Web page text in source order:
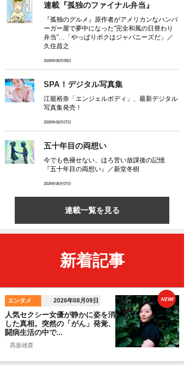
連載『孤独のファイナル弁当』
『孤独のグルメ』原作者がアメリカンなハンバ
ーガー屋で夢中になった“完全和風の日替わり
弁当”…「やっぱりボクはジャパニーズだ」／
久住昌之
2026年08月09日
SPA！デジタル写真集
江籠裕奈「エンジェルボディ」、最新デジタル
写真集発売！
2026年08月07日
五十年目の両想い
今でも色褪せない、ほろ苦い放課後の記憶
『五十年目の両想い』／新堂冬樹
2026年08月07日
連載一覧を見る
新着記事
エンタメ 2026年08月09日
人気セクシー女優が静かに姿を消
した真相。突然の「がん」発覚、
闘病生活の中で...
髙坂雄貴
NEW!